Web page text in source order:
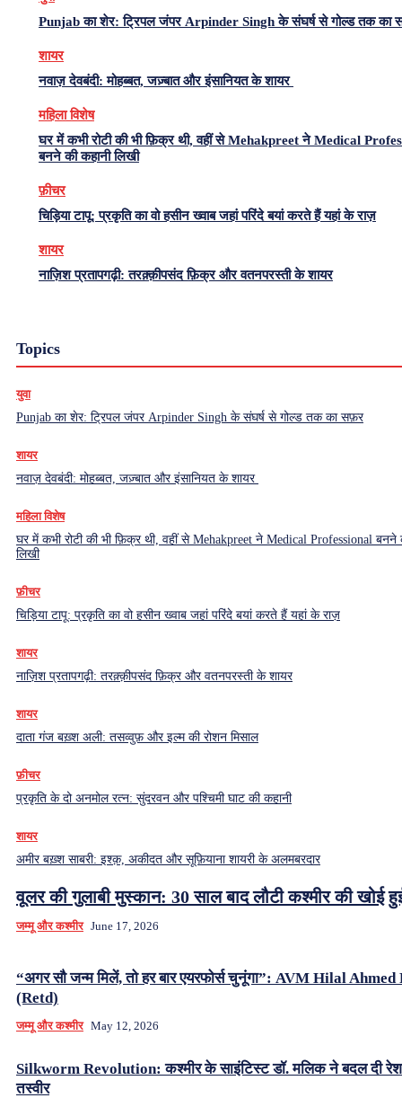
Punjab का शेर: ट्रिपल जंपर Arpinder Singh के संघर्ष से गोल्ड तक का
शायर
नवाज़ देवबंदी: मोहब्बत, जज़्बात और इंसानियत के शायर
महिला विशेष
घर में कभी रोटी की भी फ़िक्र थी, वहीं से Mehakpreet ने Medical
बनने की कहानी लिखी
फ़ीचर
चिड़िया टापू: प्रकृति का वो हसीन ख्वाब जहां परिंदे बयां करते हैं यहां के राज़
शायर
नाज़िश प्रतापगढ़ी: तरक़्क़ीपसंद फ़िक्र और वतनपरस्ती के शायर
Topics
युवा
Punjab का शेर: ट्रिपल जंपर Arpinder Singh के संघर्ष से गोल्ड तक का सफ़र
शायर
नवाज़ देवबंदी: मोहब्बत, जज़्बात और इंसानियत के शायर
महिला विशेष
घर में कभी रोटी की भी फ़िक्र थी, वहीं से Mehakpreet ने Medical Professional बनने
लिखी
फ़ीचर
चिड़िया टापू: प्रकृति का वो हसीन ख्वाब जहां परिंदे बयां करते हैं यहां के राज़
शायर
नाज़िश प्रतापगढ़ी: तरक़्क़ीपसंद फ़िक्र और वतनपरस्ती के शायर
शायर
दाता गंज बख़्श अली: तसव्वुफ़ और इल्म की रोशन मिसाल
फ़ीचर
प्रकृति के दो अनमोल रत्न: सुंदरवन और पश्चिमी घाट की कहानी
शायर
अमीर बख़्श साबरी: इश्क़, अकीदत और सूफ़ियाना शायरी के अलमबरदार
वूलर की गुलाबी मुस्कान: 30 साल बाद लौटी कश्मीर की खोई
जम्मू और कश्मीर June 17, 2026
“अगर सौ जन्म मिलें, तो हर बार एयरफोर्स चुनूंगा”: AVM Hilal
(Retd)
जम्मू और कश्मीर May 12, 2026
Silkworm Revolution: कश्मीर के साइंटिस्ट डॉ. मलिक ने बदल दी
तस्वीर